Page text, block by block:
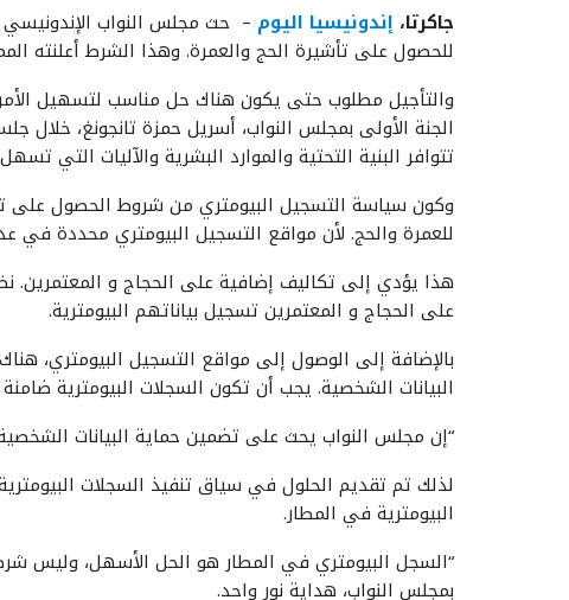
جاكرتا، إندونيسيا اليوم – حث مجلس النواب الإندونيسي
للحصول على تأشيرة الحج والعمرة. وهذا الشرط أعلنته
والتأجيل مطلوب حتى يكون هناك حل مناسب لتسهيل
تتوافر البنية التحتية والموارد البشرية والآليات التي
وكون سياسة التسجيل البيومتري من شروط الحصول على
للعمرة والحج. لأن مواقع التسجيل البيومتري محددة في
هذا يؤدي إلى تكاليف إضافية على الحجاج و المعتمرين.
على الحجاج و المعتمرين تسجيل بياناتهم البيومترية.
بالإضافة إلى الوصول إلى مواقع التسجيل البيومتري،
البيانات الشخصية. يجب أن تكون السجلات البيومترية
“إن مجلس النواب يحث على تضمين حماية البيانات
لذلك تم تقديم الحلول في سياق تنفيذ السجلات
البيومترية في المطار.
“السجل البيومتري في المطار هو الحل الأسهل، وليس
بمجلس النواب، هداية نور واحد.